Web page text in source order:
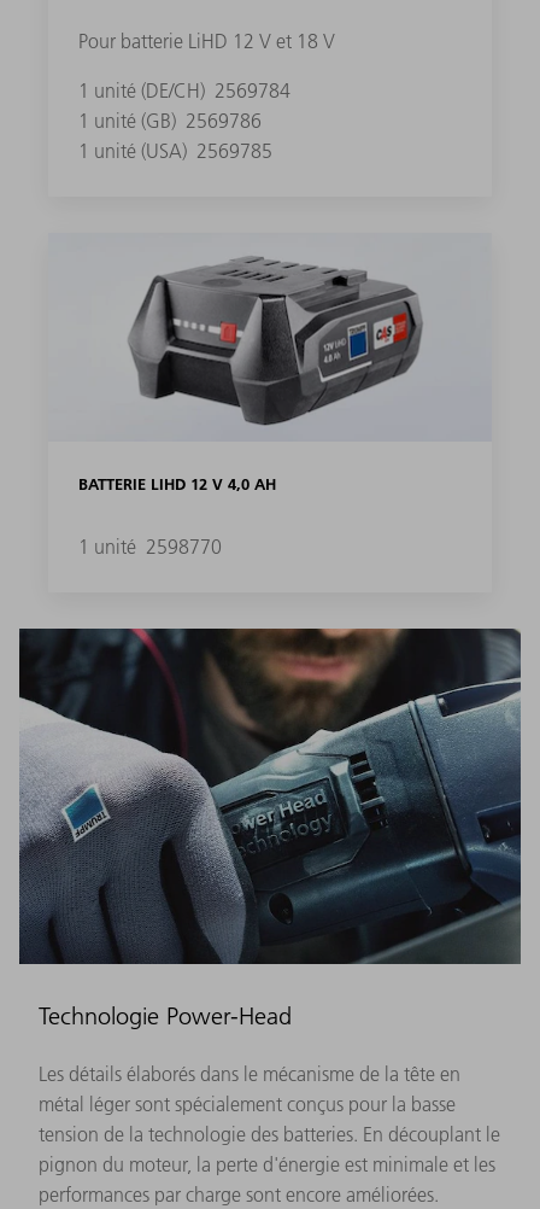
Pour batterie LiHD 12 V et 18 V
1 unité (DE/CH) 2569784
1 unité (GB) 2569786
1 unité (USA) 2569785
BATTERIE LIHD 12 V 4,0 AH
1 unité 2598770
Technologie Power-Head
Les détails élaborés dans le mécanisme de la tête en
métal léger sont spécialement conçus pour la basse
tension de la technologie des batteries. En découplant le
pignon du moteur, la perte d'énergie est minimale et les
performances par charge sont encore améliorées.